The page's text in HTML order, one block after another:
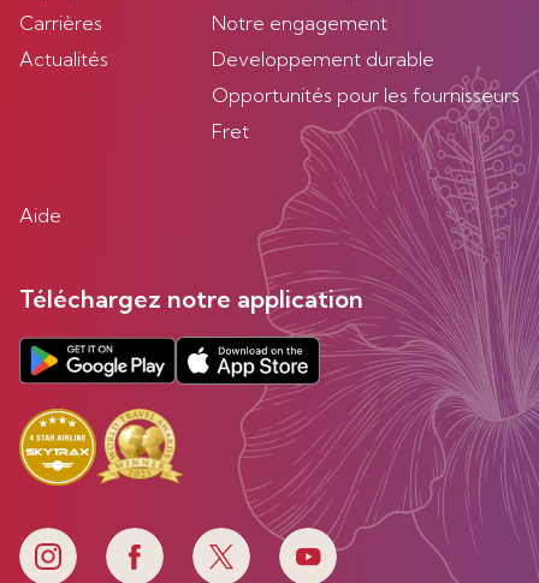
Carrières
Actualités
Notre engagement
Developpement durable
Opportunités pour les fournisseurs
Fret
Aide
Téléchargez notre application